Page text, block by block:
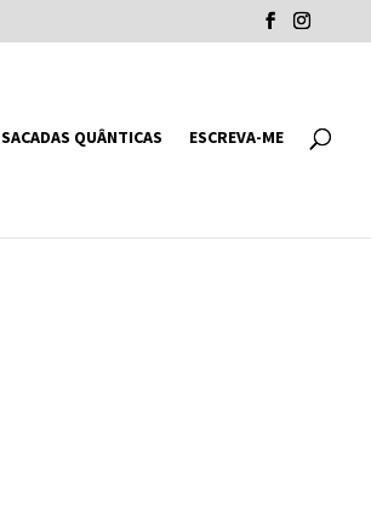
SACADAS QUÂNTICAS ESCREVA-ME